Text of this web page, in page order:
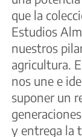
que la
Estudios
nuestros
agricultura.
nos une e
suponer un
y entrega la